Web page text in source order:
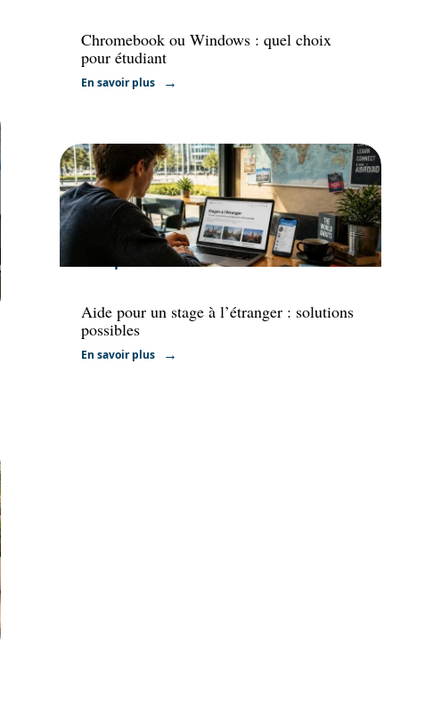
Chromebook ou Windows : quel choix
pour étudiant
En savoir plus
Aide pour un stage à l’étranger : solutions
possibles
En savoir plus